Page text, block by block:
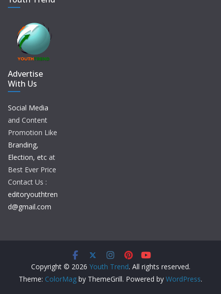
Advertise
With Us
Social Media
and Content
Promotion Like
Branding,
Election, etc at
Best Ever Price
Contact Us :
editoryouthtren
d@gmail.com
Copyright © 2026 Youth Trend. All rights reserved.
Theme: ColorMag by ThemeGrill. Powered by WordPress.